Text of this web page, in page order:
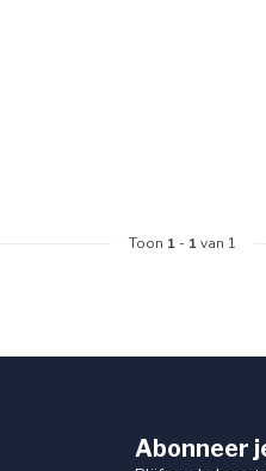
Toon 1 - 1van 1
Abonneer